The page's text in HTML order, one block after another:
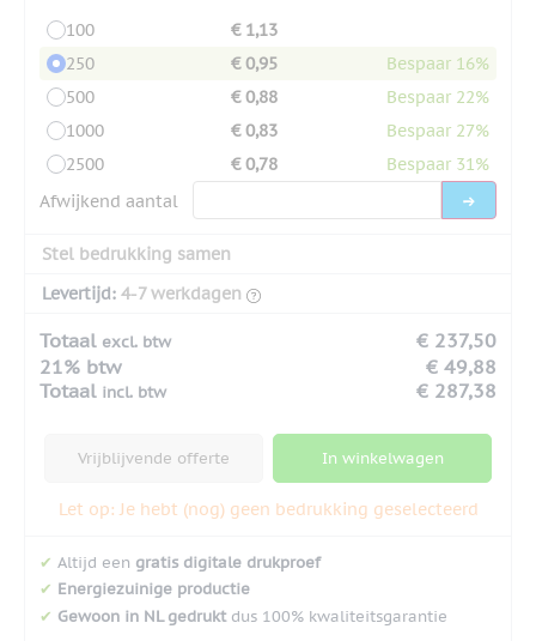
100
€ 1,13
250
€ 0,95
Bespaar 16%
500
€ 0,88
Bespaar 22%
1000
€ 0,83
Bespaar 27%
2500
€ 0,78
Bespaar 31%
Afwijkend aantal
Stel bedrukking samen
Levertijd: 4-7 werkdagen
Totaal excl. btw
€ 237,50
21% btw
€ 49,88
Totaal incl. btw € 287,38
Vrijblijvende offerte In winkelwagen
Let op: Je hebt (nog) geen bedrukking geselecteerd
✔ Altijd een gratis digitale drukproef
✔ Energiezuinige productie
✔ Gewoon in NL gedruktdus 100% kwaliteitsgarantie